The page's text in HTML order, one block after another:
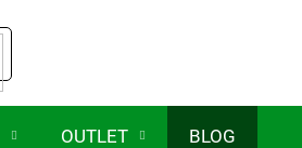
OUTLET BLOG